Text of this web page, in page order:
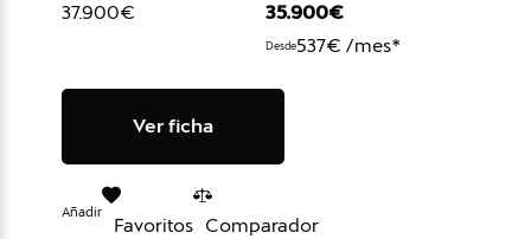
37.900€
35.900€
Desde537€ /mes*
Ver ficha
Añadir
Favoritos Comparador